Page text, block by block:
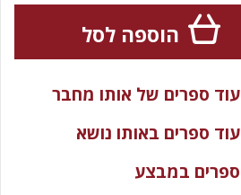
הוספה לסל
עוד ספרים של אותו מחבר
עוד ספרים באותו נושא
ספרים במבצע